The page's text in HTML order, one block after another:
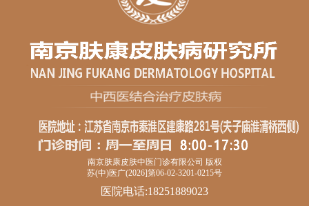
南京肤康皮肤中医门诊有限公司 版权
苏(中)医广(2026]第06-02-3201-0215号
医院电话:18251889023